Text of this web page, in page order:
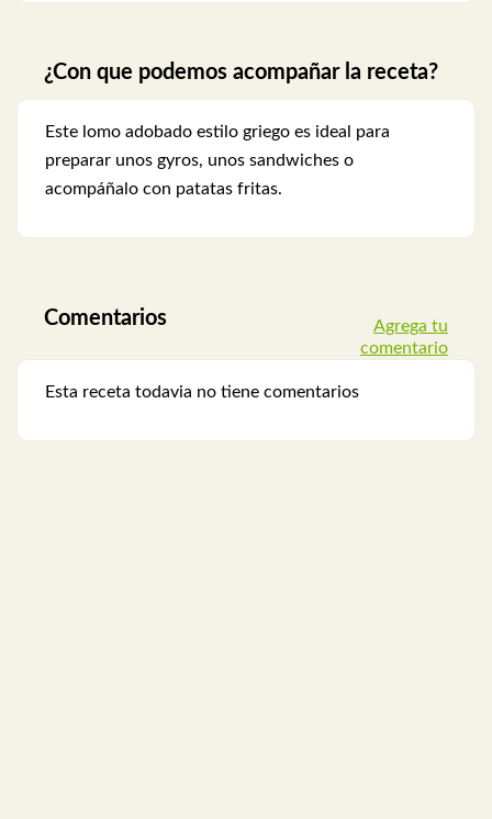
¿Con que podemos acompañar la receta?
Este lomo adobado estilo griego es ideal para
preparar unos gyros, unos sandwiches o
acompáñalo con patatas fritas.
Comentarios
Agrega tu
comentario
Esta receta todavia no tiene comentarios